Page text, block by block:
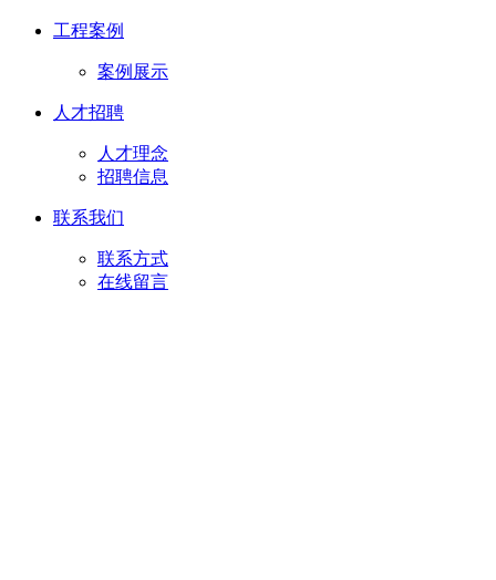
工程案例
案例展示
人才招聘
人才理念
招聘信息
联系我们
联系方式
在线留言